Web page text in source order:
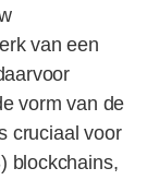
van een
vorm van de
cruciaal voor
blockchains,